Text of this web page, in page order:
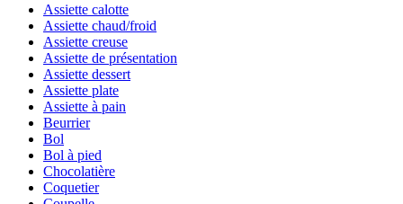
Assiette calotte
Assiette chaud/froid
Assiette creuse
Assiette de présentation
Assiette dessert
Assiette plate
Assiette à pain
Beurrier
Bol
Bol à pied
Chocolatière
Coquetier